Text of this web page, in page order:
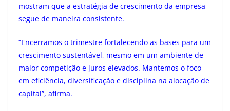
mostram que a estratégia de crescimento da empresa
segue de maneira consistente.
“Encerramos o trimestre fortalecendo as bases para um
crescimento sustentável, mesmo em um ambiente de
maior competição e juros elevados. Mantemos o foco
em eficiência, diversificação e disciplina na alocação de
capital”, afirma.